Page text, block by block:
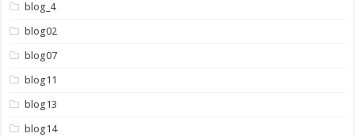
blog_4
blog02
blog07
blog11
blog13
blog14